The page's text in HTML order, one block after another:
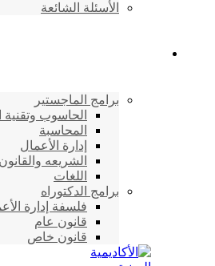
الأسئلة الشائعة
برامج الماجستير
الحاسوب وتقنية
المحاسبة
إدارة الأعمال
الشريعه والقانون
اللغات
برامج الدكتوراه
فلسفة إدارة
قانون عام
قانون خاص